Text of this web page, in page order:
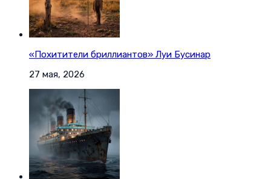
«Похитители бриллиантов» Луи Бусинар
27 мая, 2026